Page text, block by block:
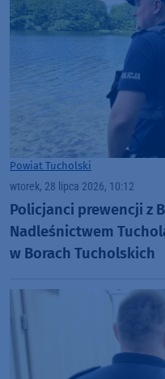
Powiat Tucholski
wtorek, 28 lipca 2026, 10:12
Policjanci prewencji z
Nadleśnictwem
w Borach Tucholskich